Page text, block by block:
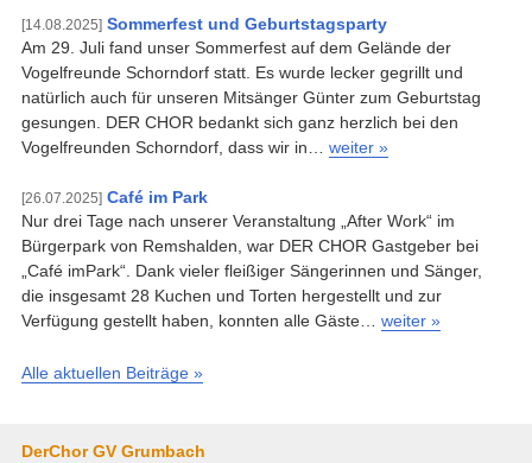
[14.08.2025]Sommerfest und Geburtstagsparty
Am 29. Juli fand unser Sommerfest auf dem Gelände der
Vogelfreunde Schorndorf statt. Es wurde lecker gegrillt und
natürlich auch für unseren Mitsänger Günter zum Geburtstag
gesungen. DER CHOR bedankt sich ganz herzlich bei den
Vogelfreunden Schorndorf, dass wir in… weiter »
[26.07.2025]Café im Park
Nur drei Tage nach unserer Veranstaltung „After Work“ im
Bürgerpark von Remshalden, war DER CHOR Gastgeber bei
„Café imPark“. Dank vieler fleißiger Sängerinnen und Sänger,
die insgesamt 28 Kuchen und Torten hergestellt und zur
Verfügung gestellt haben, konnten alle Gäste… weiter »
Alle aktuellen Beiträge »
DerChor GV Grumbach